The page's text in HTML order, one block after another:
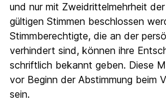
und nur mit Zweidrittelmehrheit
gültigen Stimmen beschlossen
Stimmberechtigte, die an der
verhindert sind, können ihre
schriftlich bekannt geben. Diese
vor Beginn der Abstimmung beim
sein.